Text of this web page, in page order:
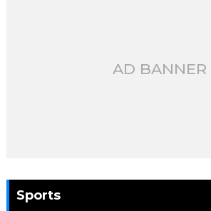
AD BANNER
Sports